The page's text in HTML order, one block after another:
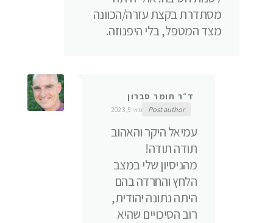
מסתדרת בקצת עזרה/הכוונה
מצד המטפל, בלי היפנוזה.
ד״ר תומר סברון
Post author מאי 5, 2023
עמיאל היקר והאהוב
תודה תודה!
מהניסיון שלי במצב
הלחץ והחרדה בהם
היתה נתונה יהודית,
רוב הסיכויים שהיא